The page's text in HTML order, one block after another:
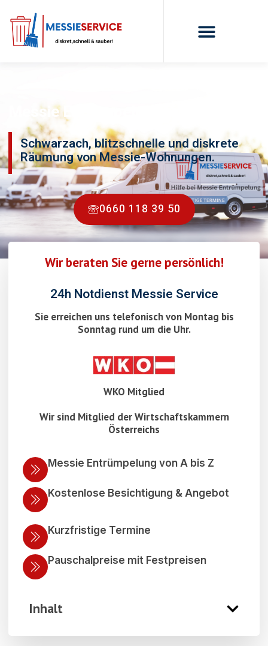
Messie Entrümpelung Schwarzach
Schwarzach, blitzschnelle und diskrete
Räumung von Messie-Wohnungen.
0660 118 39 50
Wir beraten Sie gerne persönlich!
24h Notdienst Messie Service
Sie erreichen uns telefonisch von Montag bis
Sonntag rund um die Uhr.
WKO Mitglied
Wir sind Mitglied der Wirtschaftskammern
Österreichs
Messie Entrümpelung von A bis Z
Kostenlose Besichtigung & Angebot
Kurzfristige Termine
Pauschalpreise mit Festpreisen
Inhalt